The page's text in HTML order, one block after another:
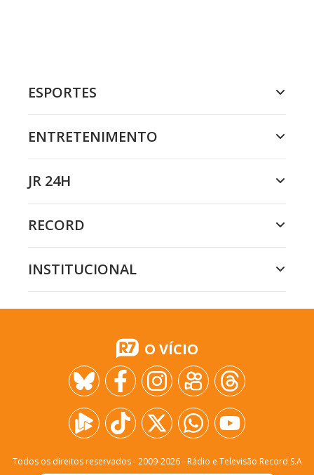
ESPORTES
ENTRETENIMENTO
JR 24H
RECORD
INSTITUCIONAL
O VÍCIO
Todos os direitos reservados - 2009-2026- Rádio e Televisão Record S.A